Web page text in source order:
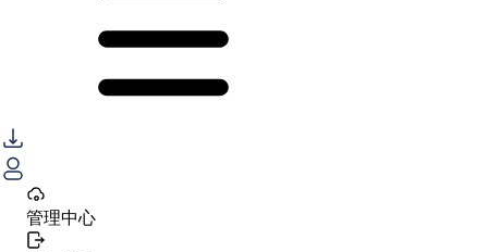
管理中心